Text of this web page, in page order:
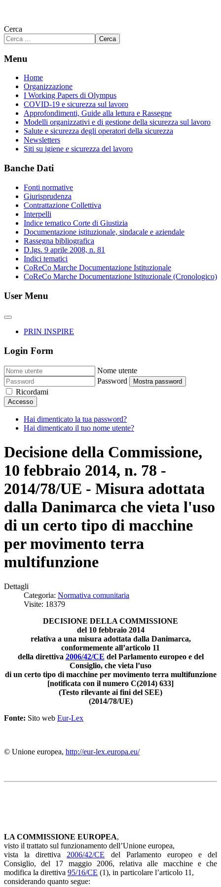
Cerca
Cerca
Menu
Home
Organizzazione
I Working Papers di Olympus
COVID-19 e sicurezza sul lavoro
Approfondimenti, Guide alla lettura e Rassegne
Modelli organizzativi e di gestione della sicurezza sul lavoro
Salute e sicurezza degli operatori della sicurezza
Newsletters
Siti su igiene e sicurezza del lavoro
Banche Dati
Fonti normative
Giurisprudenza
Contrattazione Collettiva
Interpelli
Indice tematico Corte di Giustizia
Documentazione istituzionale, sindacale e aziendale
Rassegna bibliografica
D.lgs. 9 aprile 2008, n. 81
Indici tematici
CoReCo Marche Documentazione Istituzionale
CoReCo Marche Documentazione Istituzionale (Cronologico)
User Menu
PRIN INSPIRE
Login Form
Nome utente
Password
Mostra password
Ricordami
Accesso
Hai dimenticato la tua password?
Hai dimenticato il tuo nome utente?
Decisione della Commissione,
10 febbraio 2014, n. 78 -
2014/78/UE - Misura adottata
dalla Danimarca che vieta l'uso
di un certo tipo di macchine
per movimento terra
multifunzione
Dettagli
Categoria: Normativa comunitaria
Visite: 18379
DECISIONE DELLA COMMISSIONE
del 10 febbraio 2014
relativa a una misura adottata dalla Danimarca,
conformemente all’articolo 11
della direttiva 2006/42/CE del Parlamento europeo e del
Consiglio, che vieta l’uso
di un certo tipo di macchine per movimento terra multifunzione
[notificata con il numero C(2014) 633]
(Testo rilevante ai fini del SEE)
(2014/78/UE)
Fonte: Sito web Eur-Lex
© Unione europea, http://eur-lex.europa.eu/
LA COMMISSIONE EUROPEA,
visto il trattato sul funzionamento dell’Unione europea,
vista la direttiva 2006/42/CE del Parlamento europeo e del
Consiglio, del 17 maggio 2006, relativa alle macchine e che
modifica la direttiva 95/16/CE (1), in particolare l’articolo 11,
considerando quanto segue: